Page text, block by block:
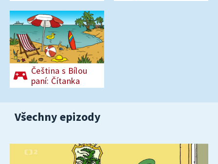
Čeština s Bílou
paní: Čítanka
Všechny epizody